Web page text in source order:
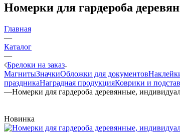
Номерки для гардероба
Главная
—
Каталог
—
Брелоки на заказ
МагнитыЗначкиОбложки для документов
праздникаНаградная продукцияКоврики и
—Номерки для гардероба деревянные,
Новинка